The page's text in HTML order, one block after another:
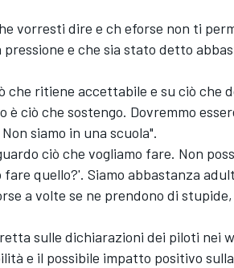
vorresti dire e ch eforse non ti
e che sia stato detto
che ritiene accettabile e su ciò che
ciò che sostengo. Dovremmo
siamo in una scuola".
ciò che vogliamo fare. Non
quello?'. Siamo abbastanza
a volte se ne prendono di
sulle dichiarazioni dei piloti nei
e il possibile impatto positivo